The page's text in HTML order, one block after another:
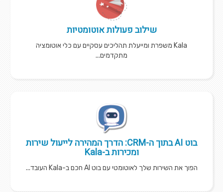
שילוב פעולות אוטומטיות
Kala משפרת ומייעלת תהליכים עסקיים עם כלי אוטומציה
מתקדמים...
בוט AI בתוך ה-CRM: הדרך המהירה לייעול שירות
ומכירות ב-Kala
הפוך את השירות שלך לאוטומטי עם בוט AI חכם ב-Kala העובד...